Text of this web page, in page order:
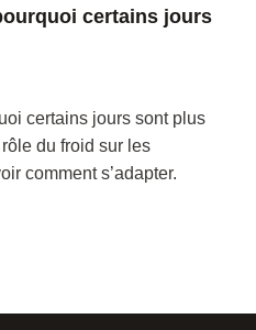
certains jours
certains jours sont plus
du froid sur les
comment s’adapter.